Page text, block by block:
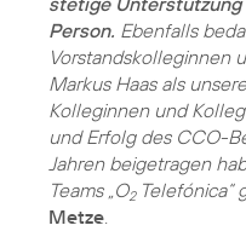
Person. Ebenfalls
Vorstandskolleginnen
Markus Haas als
Kolleginnen und
und Erfolg des CCO-
Jahren beigetragen
Teams „O2Telefónica“
Metze.